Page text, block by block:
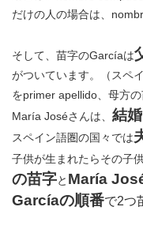
だけの人の場合は、
そして、苗字のGarcíaは
がついています。（スペ
をprimer apellido、母方
María Joséさんは、 結
スペイン語圏の国々では
子供が生まれたらその子
の苗字と María
Garcíaの順番で2つ